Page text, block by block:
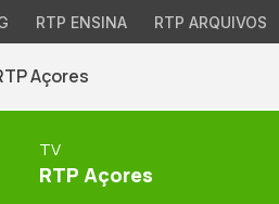
RTP ENSINA RTP ARQUIVOS
Açores
TV
RTP Açores